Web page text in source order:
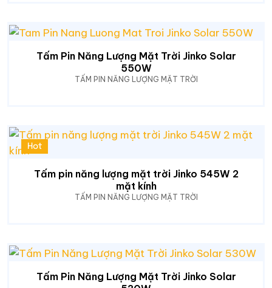
Tấm Pin Năng Lượng Mặt Trời Jinko Solar
550W
TẤM PIN NĂNG LƯỢNG MẶT TRỜI
Hot
Tấm pin năng lượng mặt trời Jinko 545W 2
mặt kính
TẤM PIN NĂNG LƯỢNG MẶT TRỜI
Tấm Pin Năng Lượng Mặt Trời Jinko Solar